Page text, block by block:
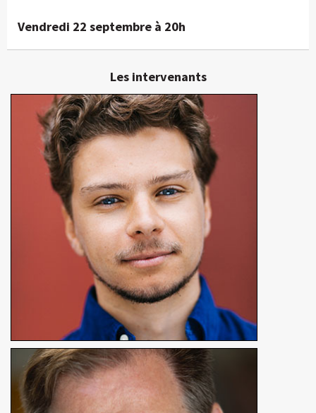
Vendredi 22 septembre à 20h
Les intervenants
Maxence Pupillo
Réalisateur
En détails
Sébastien Faglain
Comédien